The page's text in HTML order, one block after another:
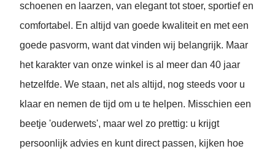
schoenen en laarzen, van elegant tot stoer, sportief en
comfortabel. En altijd van goede kwaliteit en met een
goede pasvorm, want dat vinden wij belangrijk. Maar
het karakter van onze winkel is al meer dan 40 jaar
hetzelfde. We staan, net als altijd, nog steeds voor u
klaar en nemen de tijd om u te helpen. Misschien een
beetje 'ouderwets', maar wel zo prettig: u krijgt
persoonlijk advies en kunt direct passen, kijken hoe